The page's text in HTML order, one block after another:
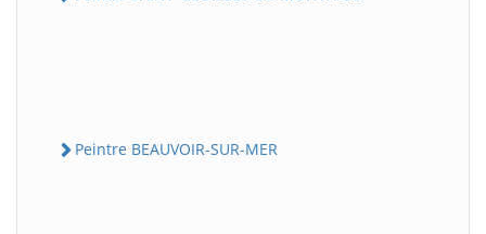
Peintre BEAUVOIR-SUR-MER